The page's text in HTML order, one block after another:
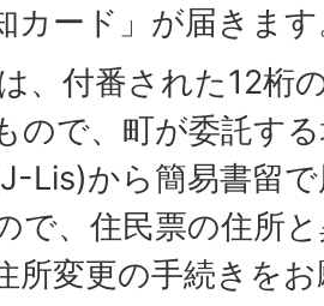
カード」が届きま
、付番された12桁
ので、町が委託す
Lis)から簡易書留
で、住民票の住所
所変更の手続きを